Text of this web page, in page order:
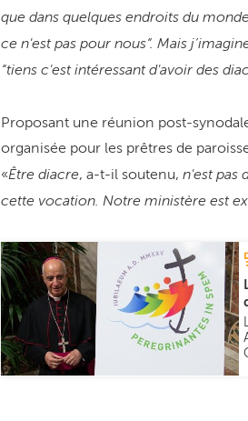
que dans quelques endroits du
ce n'est pas pour nous“. Mais
“tiens c'est intéressant d'avoir des
Proposant une réunion post-
organisée pour les prêtres de
«Être diacre, a-t-il soutenu, n'est pas
cette vocation. Notre ministère est